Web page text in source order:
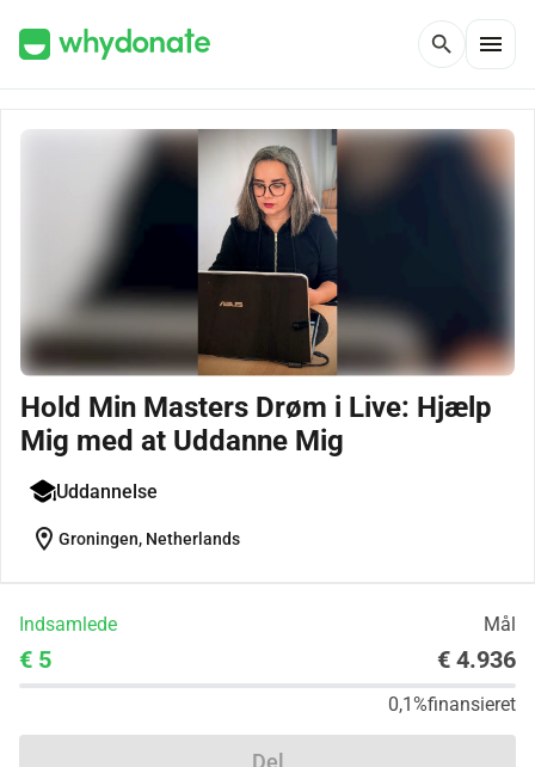
search menu
Hold Min Masters Drøm i Live: Hjælp
Mig med at Uddanne Mig
Uddannelse
location_on Groningen, Netherlands
Indsamlede Mål
€ 5 € 4.936
0,1%finansieret
Del